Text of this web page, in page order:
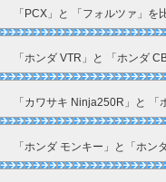
「PCX」と 「フォルツァ」を
「ホンダ VTR」と 「ホンダ
「カワサキ Ninja250R」と
「ホンダ モンキー」と「ホン